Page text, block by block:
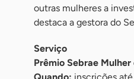
outras mulheres a
destaca a gestora do
Serviço
Prêmio Sebrae